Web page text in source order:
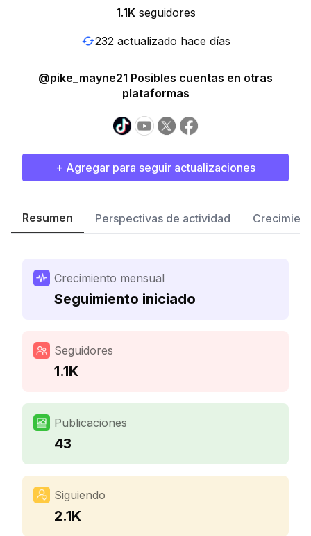
1.1K seguidores
232 actualizado hace días
@pike_mayne21 Posibles cuentas en otras
plataformas
+ Agregar para seguir actualizaciones
Resumen Perspectivas de actividad
Crecimiento mensual
Seguimiento iniciado
Seguidores
1.1K
Publicaciones
43
Siguiendo
2.1K